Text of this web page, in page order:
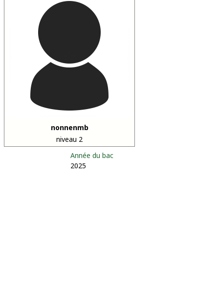
nonnenmb
niveau 2
Année du bac
2025